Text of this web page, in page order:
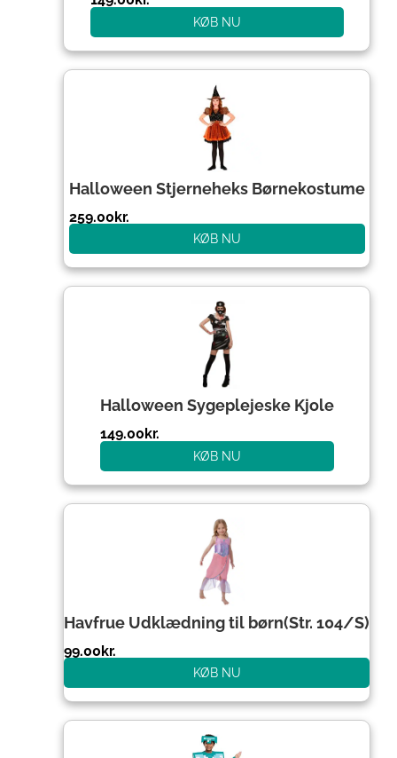
KØB NU
Halloween Stjerneheks Børnekostume
259.00kr.
KØB NU
Halloween Sygeplejeske Kjole
149.00kr.
KØB NU
Havfrue Udklædning til børn(Str. 104/S)
99.00kr.
KØB NU